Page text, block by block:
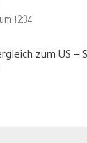
12:34
zum US –